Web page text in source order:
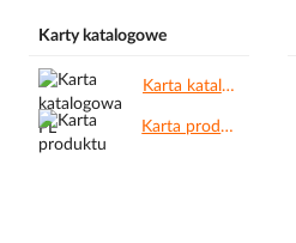
Karty katalogowe
Karta katalogowa PL.pdf
Karta produktu.pdf